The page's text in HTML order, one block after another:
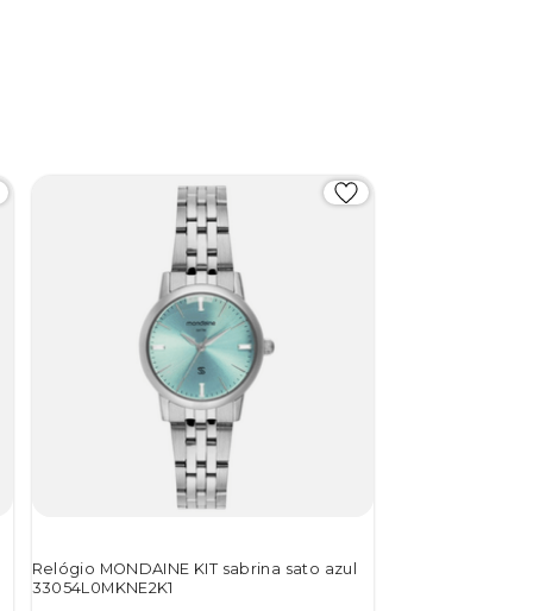
Relógio MONDAINE KIT sabrina sato azul
33054L0MKNE2K1